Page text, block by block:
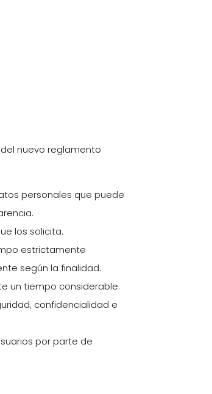
nuevo reglamento
personales que puede
los solicita.
estrictamente
según la finalidad.
un tiempo considerable.
confidencialidad e
por parte de